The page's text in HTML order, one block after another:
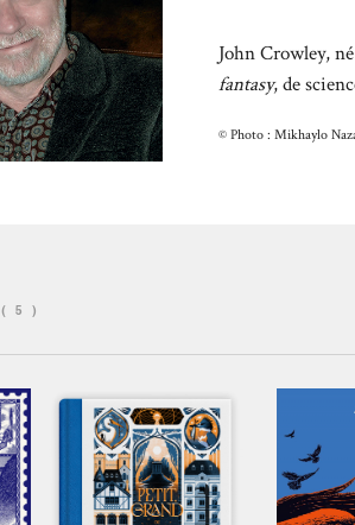
John Crowley,
fantasy, de
© Photo : Mikhaylo
( 5 )